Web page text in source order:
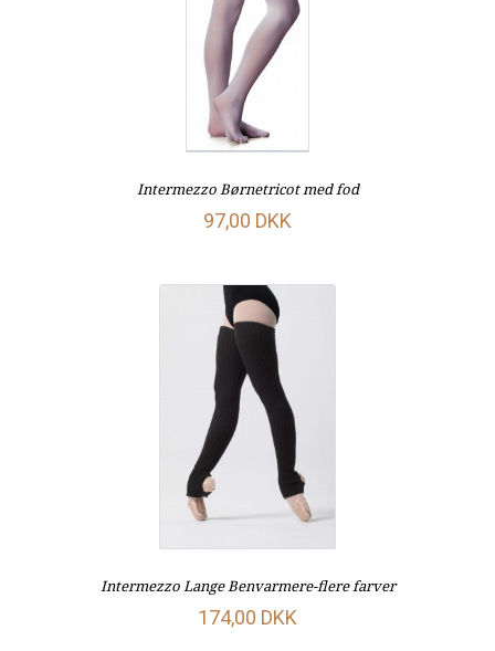
Intermezzo Børnetricot med fod
97,00 DKK
Intermezzo Lange Benvarmere-flere farver
174,00 DKK